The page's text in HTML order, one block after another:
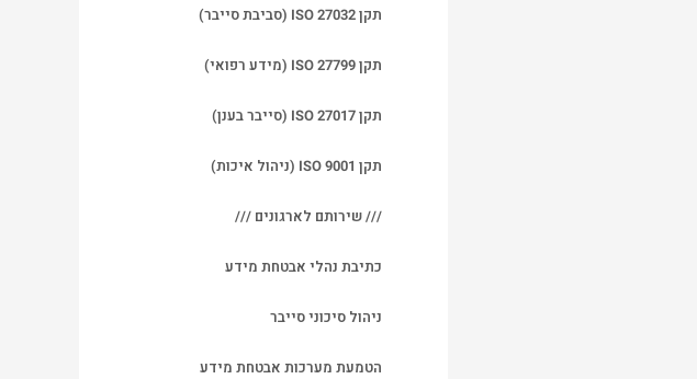
תקן ISO 27032 (סביבת סייבר)
תקן ISO 27799 (מידע רפואי)
תקן ISO 27017 (סייבר בענן)
תקן ISO 9001 (ניהול איכות)
/// שירותם לארגונים ///
כתיבת נהלי אבטחת מידע
ניהול סיכוני סייבר
הטמעת מערכות אבטחת מידע